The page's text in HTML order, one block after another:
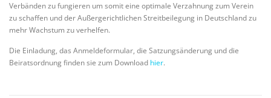
Verbänden zu fungieren um somit eine optimale Verzahnung zum Verein
zu schaffen und der Außergerichtlichen Streitbeilegung in Deutschland zu
mehr Wachstum zu verhelfen.
Die Einladung, das Anmeldeformular, die Satzungsänderung und die
Beiratsordnung finden sie zum Download hier.